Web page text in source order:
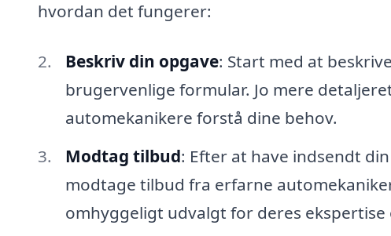
hvordan det fungerer:
Beskriv din opgave: Start med at
brugervenlige formular. Jo mere
automekanikere forstå dine behov.
Modtag tilbud: Efter at have indsendt
modtage tilbud fra erfarne
omhyggeligt udvalgt for deres ekspertise